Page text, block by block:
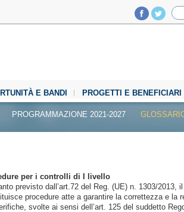
E BANDI PROGETTI E BENEFICIARI
PROGRAMMAZIONE 2021-2027
per i controlli di I livello
previsto dall’art.72 del Reg. (UE) n. 1303/2013,
procedure atte a garantire la correttezza e la
svolte ai sensi dell’art. 125 del suddetto